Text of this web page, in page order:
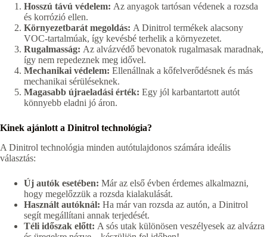
Hosszú távú védelem: Az anyagok tartósan védenek a rozsda
és korrózió ellen.
Környezetbarát megoldás: A Dinitrol termékek alacsony
VOC-tartalmúak, így kevésbé terhelik a környezetet.
Rugalmasság: Az alvázvédő bevonatok rugalmasak maradnak,
így nem repedeznek meg idővel.
Mechanikai védelem: Ellenállnak a kőfelverődésnek és más
mechanikai sérüléseknek.
Magasabb újraeladási érték: Egy jól karbantartott autót
könnyebb eladni jó áron.
Kinek ajánlott a Dinitrol technológia?
A Dinitrol technológia minden autótulajdonos számára ideális
választás:
Új autók esetében: Már az első évben érdemes alkalmazni,
hogy megelőzzük a rozsda kialakulását.
Használt autóknál: Ha már van rozsda az autón, a Dinitrol
segít megállítani annak terjedését.
Téli időszak előtt: A sós utak különösen veszélyesek az alvázra